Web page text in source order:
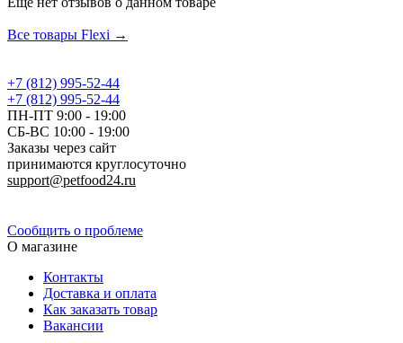
Все товары Flexi →
+7 (812) 995-52-44
+7 (812) 995-52-44
ПН-ПТ 9:00 - 19:00
СБ-ВС 10:00 - 19:00
Заказы через сайт
принимаются круглосуточно
support@petfood24.ru
Сообщить о проблеме
О магазине
Контакты
Доставка и оплата
Как заказать товар
Вакансии